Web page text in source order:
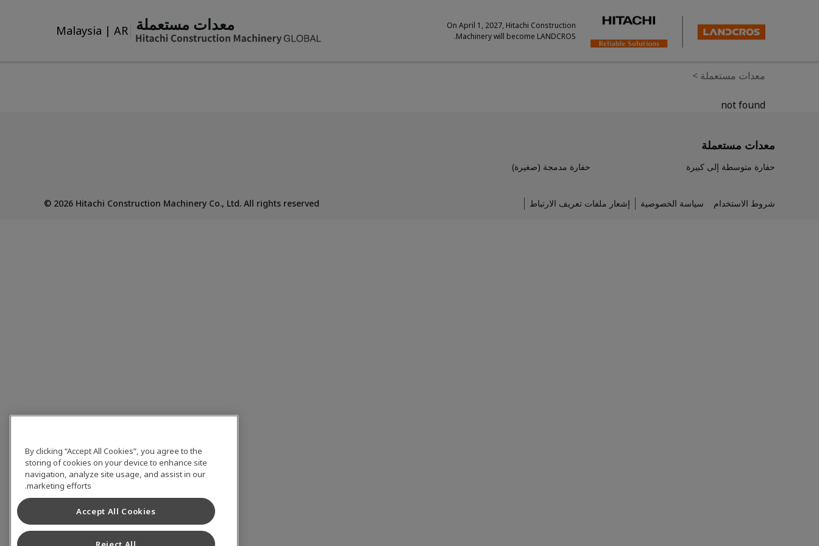
On April 1, 2027, Hitachi Construction
Machinery will become LANDCROS.
معدات مستعملة Malaysia | AR
معدات مستعملة >
not found
معدات مستعملة
حفارة متوسطة إلى كبيرة حفارة مدمجة (صغيرة)
شروط الاستخدام سياسة الخصوصية إشعار ملفات تعريف الارتباط © 2026 Hitachi Construction Machinery Co., Ltd. All rights reserved
By clicking “Accept All Cookies”, you agree to the
storing of cookies on your device to enhance site
navigation, analyze site usage, and assist in our
marketing efforts.
Accept All Cookies